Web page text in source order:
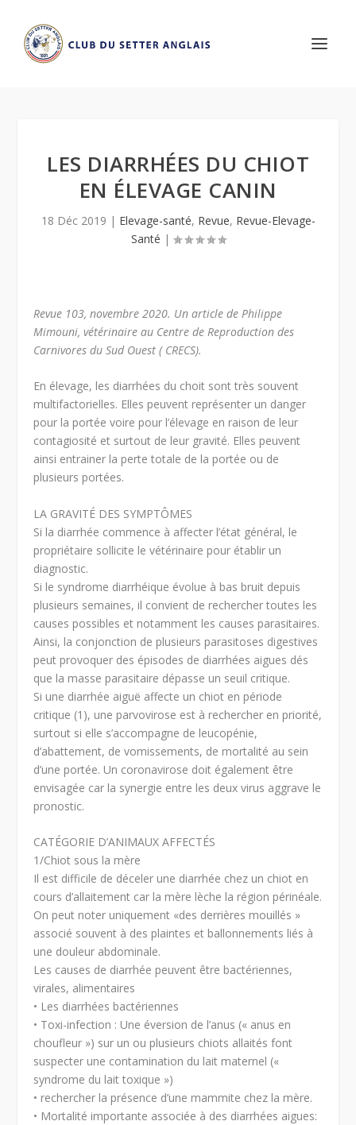
LES DIARRHÉES DU CHIOT
EN ÉLEVAGE CANIN
18 Déc 2019 | Elevage-santé, Revue, Revue-Elevage-
Santé |
Revue 103, novembre 2020. Un article de Philippe
Mimouni, vétérinaire au Centre de Reproduction des
Carnivores du Sud Ouest ( CRECS).
En élevage, les diarrhées du choit sont très souvent
multifactorielles. Elles peuvent représenter un danger
pour la portée voire pour l’élevage en raison de leur
contagiosité et surtout de leur gravité. Elles peuvent
ainsi entrainer la perte totale de la portée ou de
plusieurs portées.
LA GRAVITÉ DES SYMPTÔMES
Si la diarrhée commence à affecter l’état général, le
propriétaire sollicite le vétérinaire pour établir un
diagnostic.
Si le syndrome diarrhéique évolue à bas bruit depuis
plusieurs semaines, il convient de rechercher toutes les
causes possibles et notamment les causes parasitaires.
Ainsi, la conjonction de plusieurs parasitoses digestives
peut provoquer des épisodes de diarrhées aigues dés
que la masse parasitaire dépasse un seuil critique.
Si une diarrhée aiguë affecte un chiot en période
critique (1), une parvovirose est à rechercher en priorité,
surtout si elle s’accompagne de leucopénie,
d’abattement, de vomissements, de mortalité au sein
d’une portée. Un coronavirose doit également être
envisagée car la synergie entre les deux virus aggrave le
pronostic.
CATÉGORIE D’ANIMAUX AFFECTÉS
1/Chiot sous la mère
Il est difficile de déceler une diarrhée chez un chiot en
cours d’allaitement car la mère lèche la région périnéale.
On peut noter uniquement «des derrières mouillés »
associé souvent à des plaintes et ballonnements liés à
une douleur abdominale.
Les causes de diarrhée peuvent être bactériennes,
virales, alimentaires
• Les diarrhées bactériennes
• Toxi-infection : Une éversion de l’anus (« anus en
choufleur ») sur un ou plusieurs chiots allaités font
suspecter une contamination du lait maternel («
syndrome du lait toxique »)
• rechercher la présence d’une mammite chez la mère.
• Mortalité importante associée à des diarrhées aigues: